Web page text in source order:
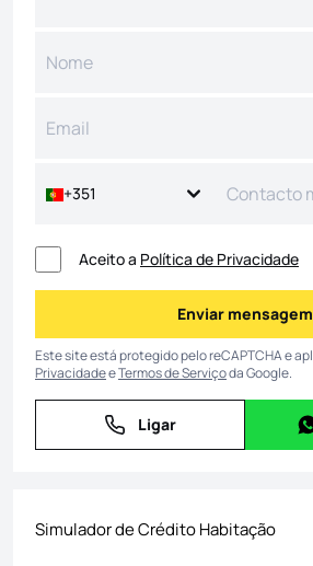
+351
Aceito a Política de Privacidade
Enviar
Enviar mensagem
Este site está protegido pelo reCAPTCHA e
PrivacidadeeTermos de Serviçoda Google.
Ligar
Ligar
Simulador de Crédito Habitação